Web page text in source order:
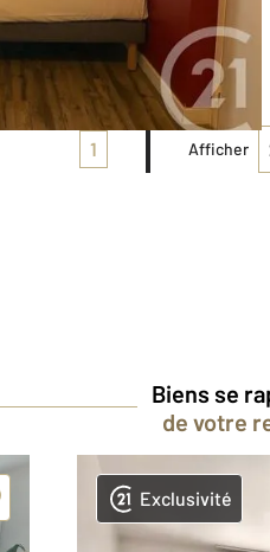
1 Afficher
Biens se
de votre
Exclusivité